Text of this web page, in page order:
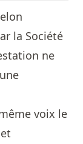
la Société
ne
voix le